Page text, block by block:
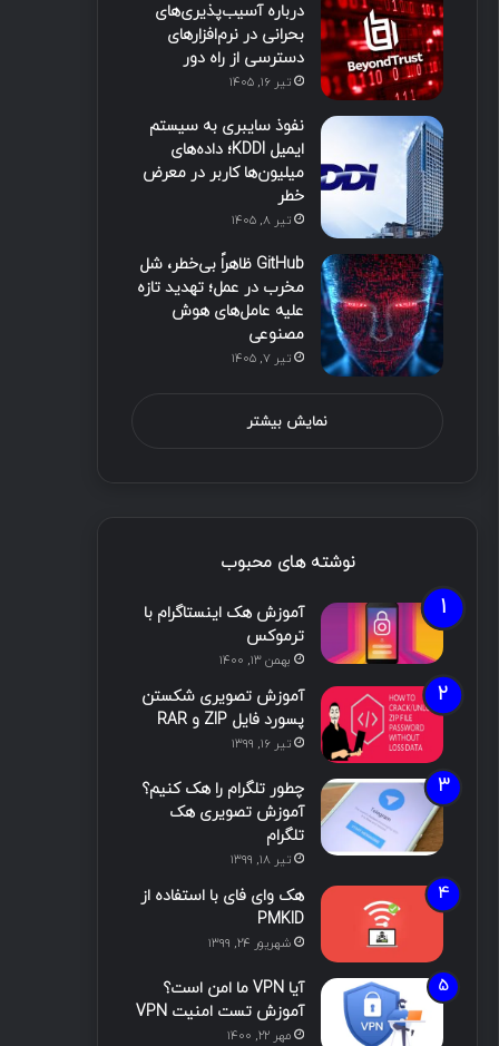
درباره آسیب‌پذیری‌های
بحرانی در نرم‌افزارهای
دسترسی از راه دور
تیر ۱۶, ۱۴۰۵
نفوذ سایبری به سیستم
ایمیل KDDI؛ داده‌های
میلیون‌ها کاربر در معرض
خطر
تیر ۸, ۱۴۰۵
GitHub ظاهراً بی‌خطر، شل
مخرب در عمل؛ تهدید تازه
علیه عامل‌های هوش
مصنوعی
تیر ۷, ۱۴۰۵
نمایش بیشتر
نوشته های محبوب
آموزش هک اینستاگرام با
ترموکس
بهمن ۱۳, ۱۴۰۰
آموزش تصویری شکستن
پسورد فایل ZIP و RAR
تیر ۱۶, ۱۳۹۹
چطور تلگرام را هک کنیم؟
آموزش تصویری هک
تلگرام
تیر ۱۸, ۱۳۹۹
هک وای فای با استفاده از
PMKID
شهریور ۲۴, ۱۳۹۹
آیا VPN ما امن است؟
آموزش تست امنیت VPN
مهر ۲۲, ۱۴۰۰